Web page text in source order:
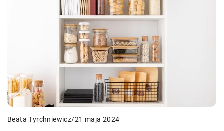
Beata Tyrchniewicz/21 maja 2024